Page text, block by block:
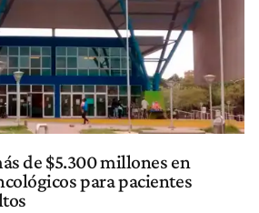
de $5.300 millones en
para pacientes